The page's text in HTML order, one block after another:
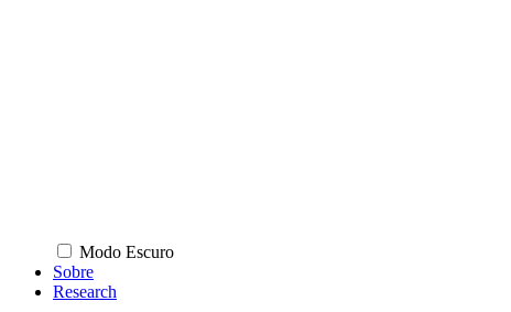
Modo Escuro
Sobre
Research